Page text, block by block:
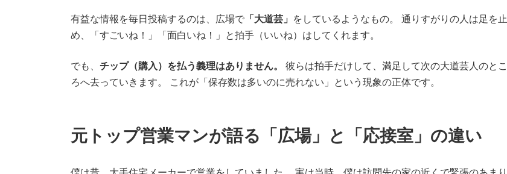
有益な情報を毎日投稿するのは、広場で 「大道芸」
をしているようなもの。 通りすがりの人は足を止
め、「すごいね！」「面白いね！」と拍手（いいね）はしてくれます。
でも、 チップ（購入）を払う義理はありません。
彼らは拍手だけして、満足して次の大道芸人のとこ
ろへ去っていきます。 これが「保存数は多いのに売れない」という現象の正体です。
元トップ営業マンが語る「広場」と「応接室」の違い